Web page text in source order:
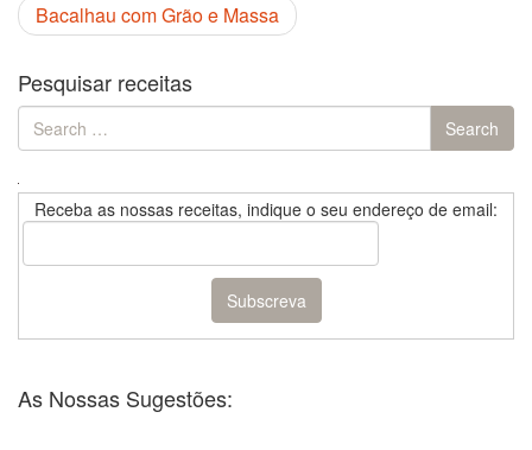
Bacalhau com Grão e Massa
Pesquisar receitas
Search
for:
Search
Receba as nossas receitas, indique o seu endereço de email:
As Nossas Sugestões: